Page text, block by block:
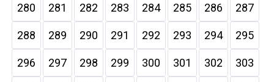
280 281 282 283 284 285 286 287
288 289 290 291 292 293 294 295
296 297 298 299 300 301 302 303